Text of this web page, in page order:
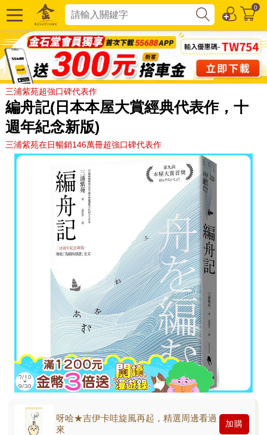
0
三浦紫苑超強口碑代表作
編舟記(日本本屋大賞經典代表作，十
週年紀念新版)
三浦紫苑在日暢銷146萬冊超強口碑代表作
呀哈★吉伊卡哇旋風再起，精選周邊看過
來
加購